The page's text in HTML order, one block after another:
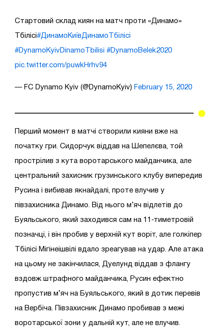
Стартовий склад киян на матч проти «Динамо»
Тбілісі#ДинамоКиївДинамоТбілісі
#DynamoKyivDinamoTbilisi #DynamoBelek2020
pic.twitter.com/puwkHrhv94
— FC Dynamo Kyiv (@DynamoKyiv) February 15, 2020
Перший момент в матчі створили кияни вже на
початку гри. Сидорчук віддав на Шепелєва, той
прострілив з кута воротарського майданчика, але
центральний захисник грузинського клубу випередив
Русина і вибивав якнайдалі, проте влучив у
півзахисника Динамо. Від нього м’яч відлетів до
Буяльського, який заходився сам на 11-тиметровій
позначці, і він пробив у верхній кут воріт, але голкіпер
Тбілісі Мігінеішвілі вдало зреагував на удар. Але атака
на цьому не закінчилася, Дуелунд віддав з флангу
вздовж штрафного майданчика, Русин ефектно
пропустив м’яч на Буяльського, який в дотик перевів
на Вербіча. Півзахисник Динамо пробивав з межі
воротарської зони у дальній кут, але не влучив.